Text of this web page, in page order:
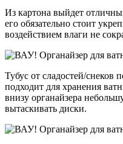
Из картона выйдет
его обязательно стоит
воздействием влаги не
Тубус от сладостей/снеков
подходит для хранения
внизу органайзера
вытаскивать диски.